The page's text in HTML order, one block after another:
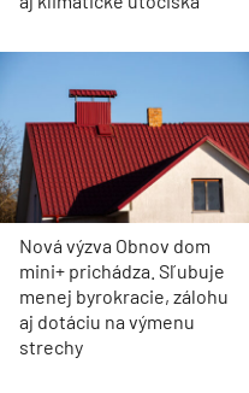
Nová výzva Obnov dom
mini+ prichádza. Sľubuje
menej byrokracie, zálohu
aj dotáciu na výmenu
strechy